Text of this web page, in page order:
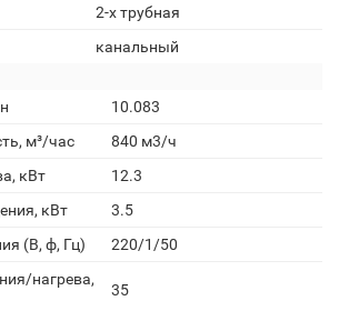
2-х трубная
канальный
10.083
м³/час
840 м3/ч
кВт
12.3
кВт
3.5
(В, ф, Гц)
220/1/50
нагрева,
35